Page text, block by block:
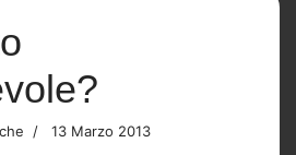
13 Marzo 2013